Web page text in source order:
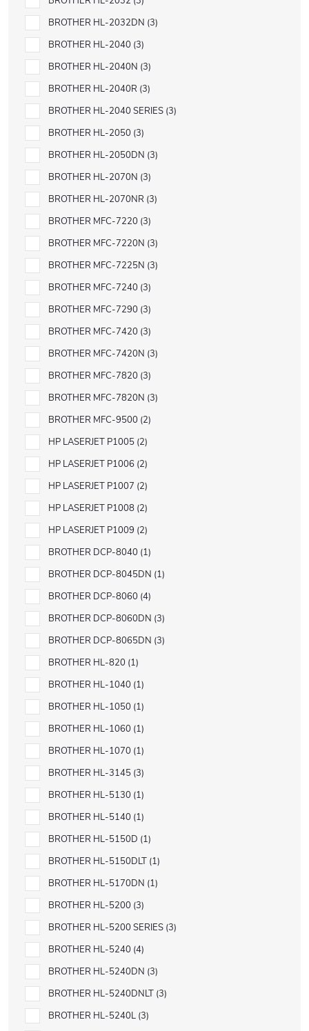
BROTHER HL-2032DN 3
BROTHER HL-2040 3
BROTHER HL-2040N 3
BROTHER HL-2040R 3
BROTHER HL-2040 SERIES 3
BROTHER HL-2050 3
BROTHER HL-2050DN 3
BROTHER HL-2070N 3
BROTHER HL-2070NR 3
BROTHER MFC-7220 3
BROTHER MFC-7220N 3
BROTHER MFC-7225N 3
BROTHER MFC-7240 3
BROTHER MFC-7290 3
BROTHER MFC-7420 3
BROTHER MFC-7420N 3
BROTHER MFC-7820 3
BROTHER MFC-7820N 3
BROTHER MFC-9500 2
HP LASERJET P1005 2
HP LASERJET P1006 2
HP LASERJET P1007 2
HP LASERJET P1008 2
HP LASERJET P1009 2
BROTHER DCP-8040 1
BROTHER DCP-8045DN 1
BROTHER DCP-8060 4
BROTHER DCP-8060DN 3
BROTHER DCP-8065DN 3
BROTHER HL-820 1
BROTHER HL-1040 1
BROTHER HL-1050 1
BROTHER HL-1060 1
BROTHER HL-1070 1
BROTHER HL-3145 3
BROTHER HL-5130 1
BROTHER HL-5140 1
BROTHER HL-5150D 1
BROTHER HL-5150DLT 1
BROTHER HL-5170DN 1
BROTHER HL-5200 3
BROTHER HL-5200 SERIES 3
BROTHER HL-5240 4
BROTHER HL-5240DN 3
BROTHER HL-5240DNLT 3
BROTHER HL-5240L 3